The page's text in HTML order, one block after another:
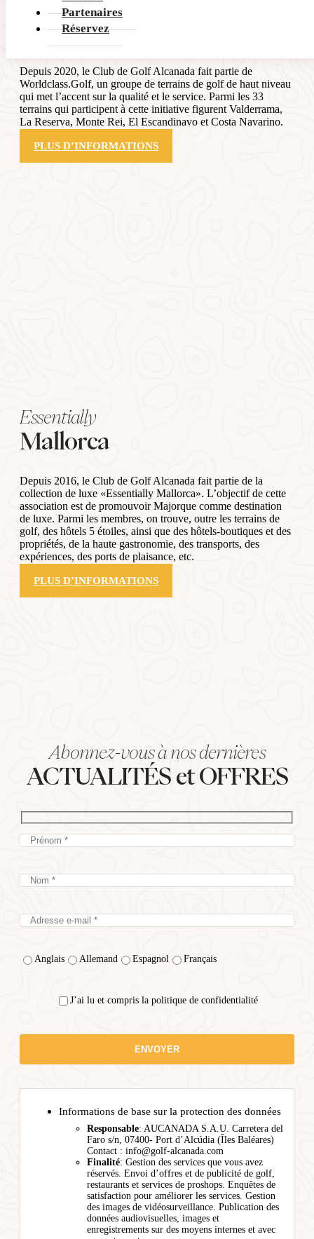
Partenaires
Réservez
Worldclass.Golf
Depuis 2020, le Club de Golf Alcanada fait partie de
Worldclass.Golf, un groupe de terrains de golf de haut niveau
qui met l’accent sur la qualité et le service. Parmi les 33
terrains qui participent à cette initiative figurent Valderrama,
La Reserva, Monte Rei, El Escandinavo et Costa Navarino.
PLUS D’INFORMATIONS
Essentially
Mallorca
Depuis 2016, le Club de Golf Alcanada fait partie de la
collection de luxe «Essentially Mallorca». L’objectif de cette
association est de promouvoir Majorque comme destination
de luxe. Parmi les membres, on trouve, outre les terrains de
golf, des hôtels 5 étoiles, ainsi que des hôtels-boutiques et des
propriétés, de la haute gastronomie, des transports, des
expériences, des ports de plaisance, etc.
PLUS D’INFORMATIONS
Abonnez-vous à nos dernières
ACTUALITÉS et OFFRES
Anglais Allemand Espagnol Français
J’ai lu et compris la politique de confidentialité
Informations de base sur la protection des données
Responsable: AUCANADA S.A.U. Carretera del
Faro s/n, 07400- Port d’Alcúdia (Îles Baléares)
Contact : info@golf-alcanada.com
Finalité: Gestion des services que vous avez
réservés. Envoi d’offres et de publicité de golf,
restaurants et services de proshops. Enquêtes de
satisfaction pour améliorer les services. Gestion
des images de vidéosurveillance. Publication des
données audiovisuelles, images et
enregistrements sur des moyens internes et avec